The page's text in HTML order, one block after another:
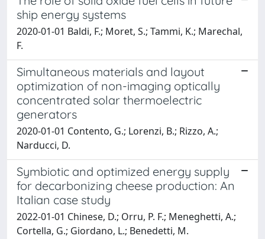
ship energy systems
2020-01-01 Baldi, F.; Moret, S.; Tammi, K.; Marechal,
F.
Simultaneous materials and layout
optimization of non-imaging optically
concentrated solar thermoelectric
generators
2020-01-01 Contento, G.; Lorenzi, B.; Rizzo, A.;
Narducci, D.
Symbiotic and optimized energy supply
for decarbonizing cheese production: An
Italian case study
2022-01-01 Chinese, D.; Orru, P. F.; Meneghetti, A.;
Cortella, G.; Giordano, L.; Benedetti, M.